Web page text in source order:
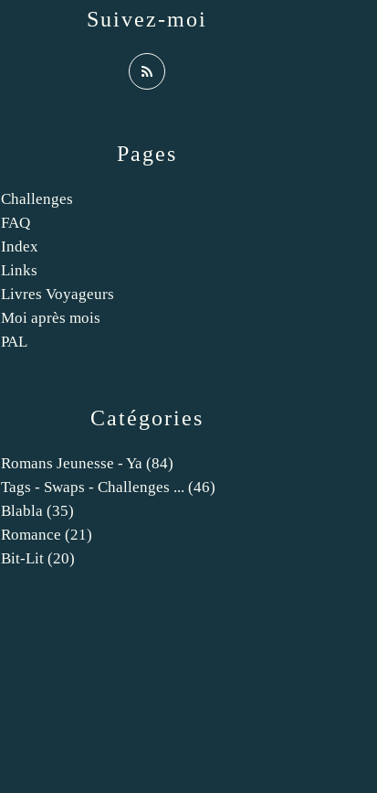
Catégories
Romans Jeunesse - Ya (84)
Tags - Swaps - Challenges ... (46)
Blabla (35)
Romance (21)
Bit-Lit (20)
Pages
Challenges
FAQ
Index
Links
Livres Voyageurs
Moi après mois
PAL
Suivez-moi